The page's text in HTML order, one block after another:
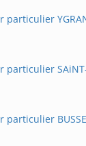
particulier
particulier
particulier